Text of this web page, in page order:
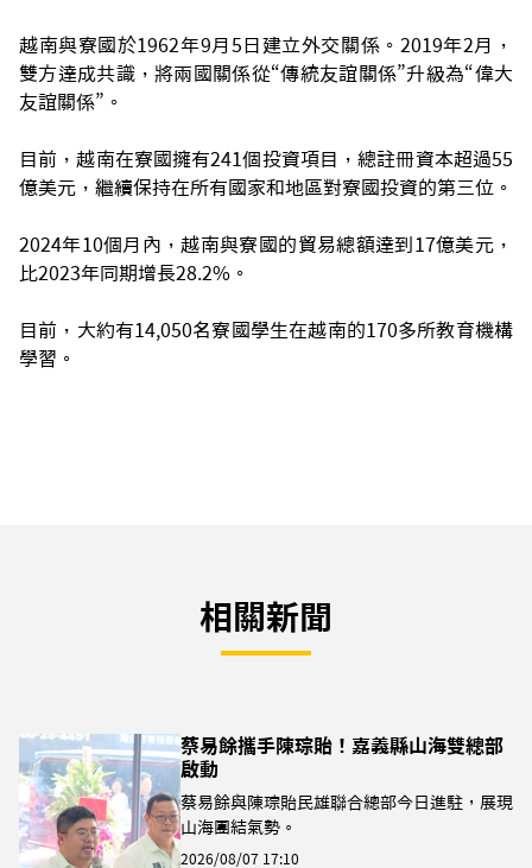
越南與寮國於1962年9月5日建立外交關係。2019年2月，
雙方達成共識，將兩國關係從“傳統友誼關係”升級為“偉大
友誼關係”。
目前，越南在寮國擁有241個投資項目，總註冊資本超過55
億美元，繼續保持在所有國家和地區對寮國投資的第三位。
2024年10個月內，越南與寮國的貿易總額達到17億美元，
比2023年同期增長28.2%。
目前，大約有14,050名寮國學生在越南的170多所教育機構
學習。
相關新聞
蔡易餘攜手陳琮貽！嘉義縣山海雙總部
啟動
蔡易餘與陳琮貽民雄聯合總部今日進駐，展現
山海團結氣勢。
2026/08/07 17:10